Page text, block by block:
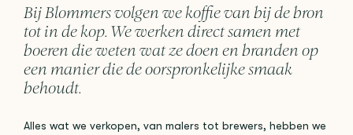
Bij Blommers volgen we koffie van bij de bron
tot in de kop. We werken direct samen met
boeren die weten wat ze doen en branden op
een manier die de oorspronkelijke smaak
behoudt.
Alles wat we verkopen, van malers tot brewers, hebben we